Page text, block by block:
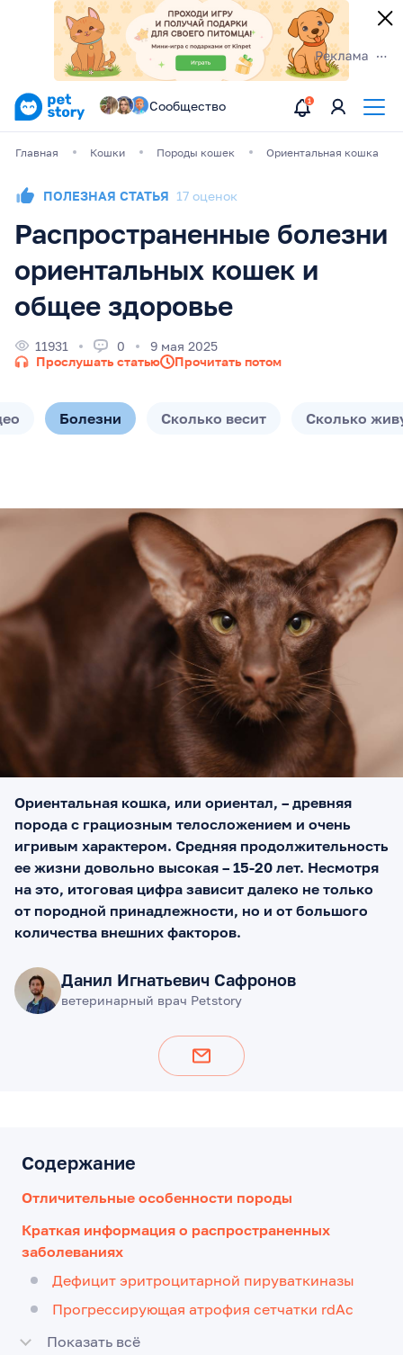
Сообщество
Главная Кошки Породы кошек Ориентальная кошка
ПОЛЕЗНАЯ СТАТЬЯ 17 оценок
Распространенные болезни
ориентальных кошек и
общее здоровье
11931 0
9 мая 2025
Прослушать статью
Прочитать потом
Болезни Сколько весит Сколько
Ориентальная кошка, или ориентал, – древняя
порода с грациозным телосложением и очень
игривым характером. Средняя продолжительность
ее жизни довольно высокая – 15-20 лет. Несмотря
на это, итоговая цифра зависит далеко не только
от породной принадлежности, но и от большого
количества внешних факторов.
Данил Игнатьевич Сафронов
ветеринарный врач Petstory
Содержание
Отличительные особенности породы
Краткая информация о распространенных
заболеваниях
Дефицит эритроцитарной пируваткиназы
Прогрессирующая атрофия сетчатки rdAc
Показать всё